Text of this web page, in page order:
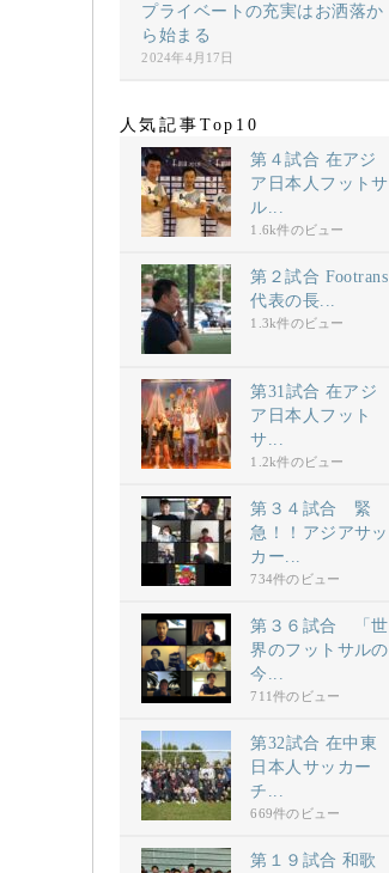
プライベートの充実はお洒落か
ら始まる
2024年4月17日
人気記事Top10
第４試合 在アジ
ア日本人フットサ
ル...
1.6k件のビュー
第２試合 Footrans
代表の長...
1.3k件のビュー
第31試合 在アジ
ア日本人フット
サ...
1.2k件のビュー
第３４試合 緊
急！！アジアサッ
カー...
734件のビュー
第３６試合 「世
界のフットサルの
今...
711件のビュー
第32試合 在中東
日本人サッカー
チ...
669件のビュー
第１９試合 和歌